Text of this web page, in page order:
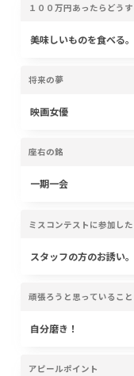
１００万円あったらどう
美味しいものを食べる。
将来の夢
映画女優
座右の銘
一期一会
ミスコンテストに参加し
スタッフの方のお誘い。
頑張ろうと思っていること
自分磨き！
アピールポイント